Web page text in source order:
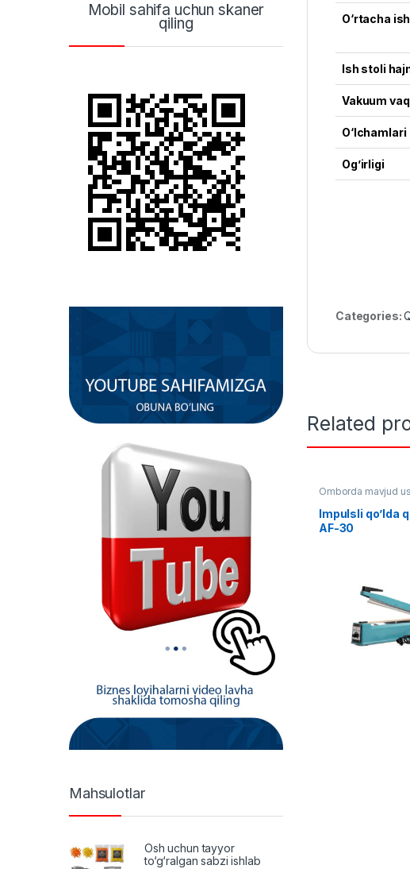
O‘rtacha
Ish stoli
Vakuum
O‘lchamlari
Og’irligi
Categories:
Related
Omborda mavjud
Qo'lda
Impulsli qo’lda
AF-30
Mobil sahifa uchun skaner
qiling
Mahsulotlar
Osh uchun tayyor
to‘g‘ralgan sabzi ishlab